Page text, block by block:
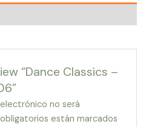
“Dance Classics –
no será
están marcados